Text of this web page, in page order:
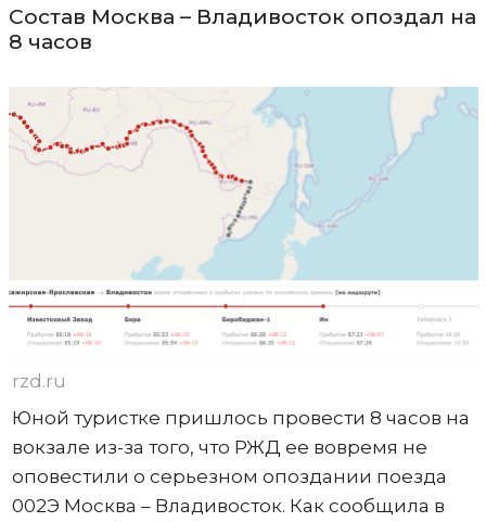
Состав Москва – Владивосток опоздал на
8 часов
rzd.ru
Юной туристке пришлось провести 8 часов на
вокзале из-за того, что РЖД ее вовремя не
оповестили о серьезном опоздании поезда
002Э Москва – Владивосток. Как сообщила в